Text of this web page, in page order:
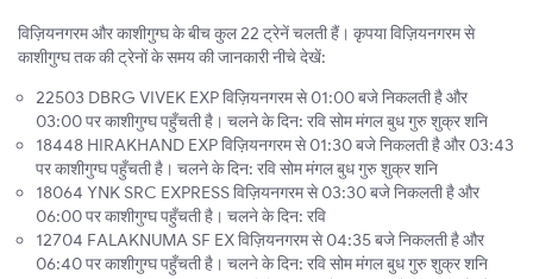
विज़ियनगरम और काशीगुग्घ के बीच कुल 22 ट्रेनें चलती हैं। कृपया विज़ियनगरम से
काशीगुग्घ तक की ट्रेनों के समय की जानकारी नीचे देखें:
22503 DBRG VIVEK EXP विज़ियनगरम से 01:00 बजे निकलती है और
03:00 पर काशीगुग्घ पहुँचती है। चलने के दिन: रवि सोम मंगल बुध गुरु शुक्र शनि
18448 HIRAKHAND EXP विज़ियनगरम से 01:30 बजे निकलती है और 03:43
पर काशीगुग्घ पहुँचती है। चलने के दिन: रवि सोम मंगल बुध गुरु शुक्र शनि
18064 YNK SRC EXPRESS विज़ियनगरम से 03:30 बजे निकलती है और
06:00 पर काशीगुग्घ पहुँचती है। चलने के दिन: रवि
12704 FALAKNUMA SF EX विज़ियनगरम से 04:35 बजे निकलती है और
06:40 पर काशीगुग्घ पहुँचती है। चलने के दिन: रवि सोम मंगल बुध गुरु शुक्र शनि